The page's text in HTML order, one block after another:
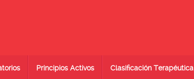
Principios Activos Clasificación Terapéutica